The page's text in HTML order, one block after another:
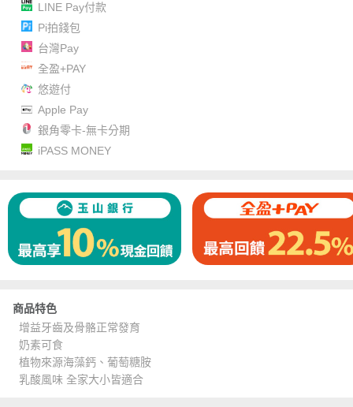
LINE Pay付款
Pi拍錢包
台灣Pay
全盈+PAY
悠遊付
Apple Pay
銀角零卡-無卡分期
iPASS MONEY
商品特色
增益牙齒及骨骼正常發育
奶素可食
植物來源海藻鈣、葡萄糖胺
乳酸風味 全家大小皆適合